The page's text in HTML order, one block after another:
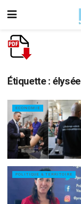
Étiquette : élysée
ECONOMIE
POLITIQUE & TERRITOIRE